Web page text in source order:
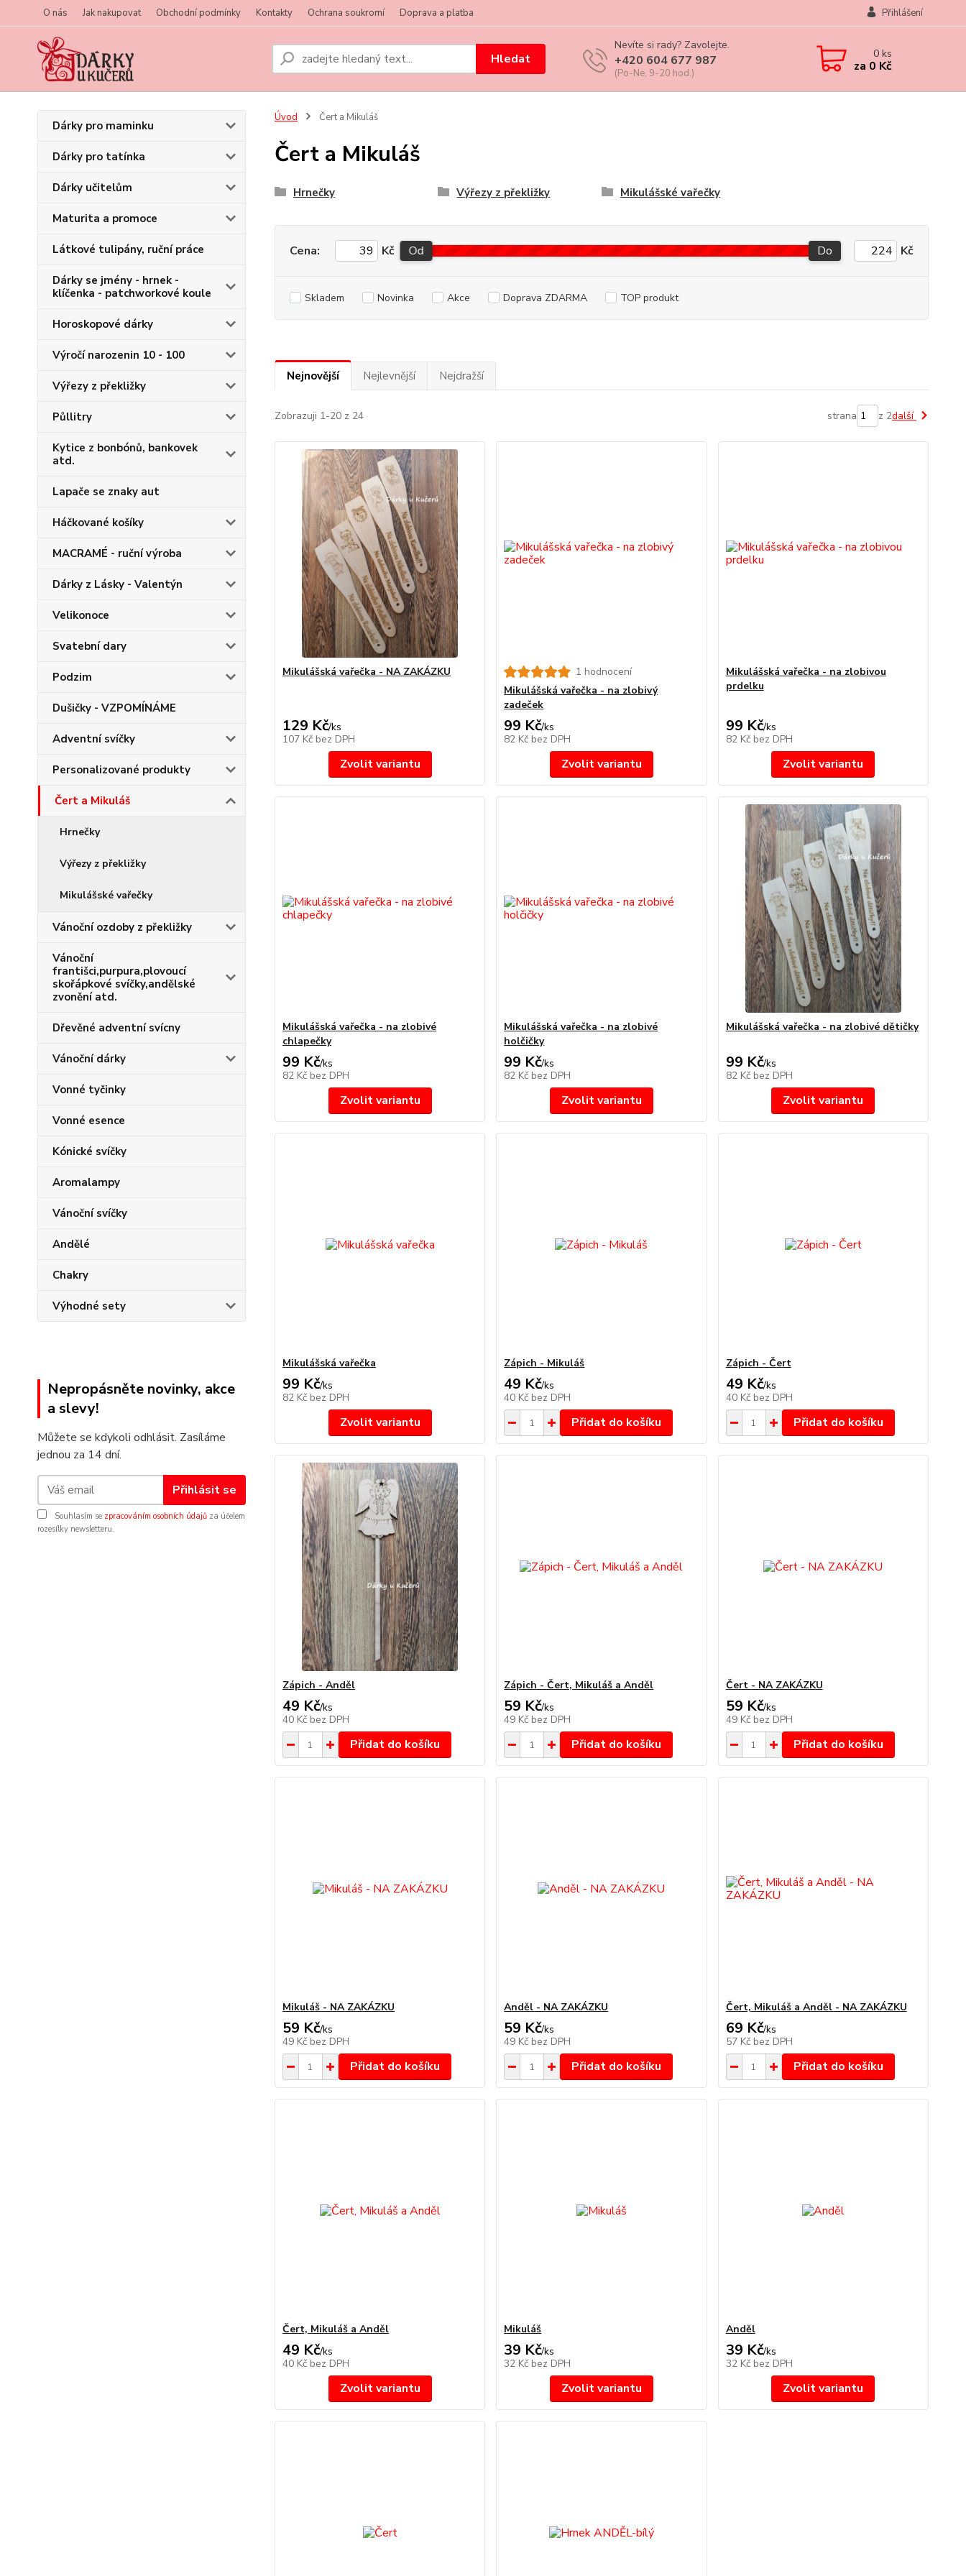
O nás Jak nakupovat Obchodní podmínky Kontakty Ochrana soukromí Doprava a platba Přihlášení
Hledat
Nevíte si rady? Zavolejte.
+420 604 677 987
(Po-Ne, 9-20 hod.)
0ks
za 0 Kč
Dárky pro maminku
Dárky pro tatínka
Dárky učitelům
Maturita a promoce
Látkové tulipány, ruční práce
Dárky se jmény - hrnek -
klíčenka - patchworkové koule
Horoskopové dárky
Výročí narozenin 10 - 100
Výřezy z překližky
Půllitry
Kytice z bonbónů, bankovek
atd.
Lapače se znaky aut
Háčkované košíky
MACRAMÉ - ruční výroba
Dárky z Lásky - Valentýn
Velikonoce
Svatební dary
Podzim
Dušičky - VZPOMÍNÁME
Adventní svíčky
Personalizované produkty
Čert a Mikuláš
Hrnečky
Výřezy z překližky
Mikulášské vařečky
Vánoční ozdoby z překližky
Vánoční
františci,purpura,plovoucí
skořápkové svíčky,andělské
zvonění atd.
Dřevěné adventní svícny
Vánoční dárky
Vonné tyčinky
Vonné esence
Kónické svíčky
Aromalampy
Vánoční svíčky
Andělé
Chakry
Výhodné sety
Nepropásněte novinky, akce
a slevy!
Můžete se kdykoli odhlásit. Zasíláme
jednou za 14 dní.
Přihlásit se
Souhlasím se zpracováním osobních údajů za účelem
rozesílky newsletteru.
Úvod Čert a Mikuláš
Čert a Mikuláš
Hrnečky Výřezy z překližky Mikulášské vařečky
Cena: Kč Od Do Kč
Skladem Novinka Akce Doprava ZDARMA TOP produkt
Nejnovější Nejlevnější Nejdražší
Zobrazuji 1-20 z 24 strana z 2další
Mikulášská vařečka - NA ZAKÁZKU
129 Kč/ks
107 Kč bez DPH
Zvolit variantu
1 hodnocení
Mikulášská vařečka - na zlobivý
zadeček
99 Kč/ks
82 Kč bez DPH
Zvolit variantu
Mikulášská vařečka - na zlobivou
prdelku
99 Kč/ks
82 Kč bez DPH
Zvolit variantu
Mikulášská vařečka - na zlobivé
chlapečky
99 Kč/ks
82 Kč bez DPH
Zvolit variantu
Mikulášská vařečka - na zlobivé
holčičky
99 Kč/ks
82 Kč bez DPH
Zvolit variantu
Mikulášská vařečka - na zlobivé dětičky
99 Kč/ks
82 Kč bez DPH
Zvolit variantu
Mikulášská vařečka
99 Kč/ks
82 Kč bez DPH
Zvolit variantu
Zápich - Mikuláš
49 Kč/ks
40 Kč bez DPH
Přidat do košíku
Zápich - Čert
49 Kč/ks
40 Kč bez DPH
Přidat do košíku
Zápich - Anděl
49 Kč/ks
40 Kč bez DPH
Přidat do košíku
Zápich - Čert, Mikuláš a Anděl
59 Kč/ks
49 Kč bez DPH
Přidat do košíku
Čert - NA ZAKÁZKU
59 Kč/ks
49 Kč bez DPH
Přidat do košíku
Mikuláš - NA ZAKÁZKU
59 Kč/ks
49 Kč bez DPH
Přidat do košíku
Anděl - NA ZAKÁZKU
59 Kč/ks
49 Kč bez DPH
Přidat do košíku
Čert, Mikuláš a Anděl - NA ZAKÁZKU
69 Kč/ks
57 Kč bez DPH
Přidat do košíku
Čert, Mikuláš a Anděl
49 Kč/ks
40 Kč bez DPH
Zvolit variantu
Mikuláš
39 Kč/ks
32 Kč bez DPH
Zvolit variantu
Anděl
39 Kč/ks
32 Kč bez DPH
Zvolit variantu